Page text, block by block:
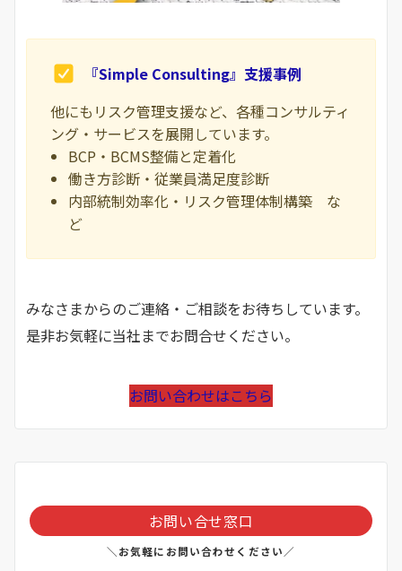
『Simple Consulting』支援事例
他にもリスク管理支援など、各種コンサルティ
ング・サービスを展開しています。
BCP・BCMS整備と定着化
働き方診断・従業員満足度診断
内部統制効率化・リスク管理体制構築 な
ど
みなさまからのご連絡・ご相談をお待ちしています。
是非お気軽に当社までお問合せください。
お問い合わせはこちら
お問い合せ窓口
＼お気軽にお問い合わせください／